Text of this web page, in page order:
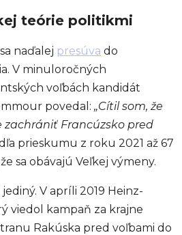
teórie politikmi
naďalej presúva do
V minuloročných
voľbách kandidát
povedal: „Cítil som, že
zachrániť Francúzsko pred
prieskumu z roku 2021 až 67
že sa obávajú Veľkej výmeny.
V apríli 2019 Heinz-
viedol kampaň za krajne
Rakúska pred voľbami do